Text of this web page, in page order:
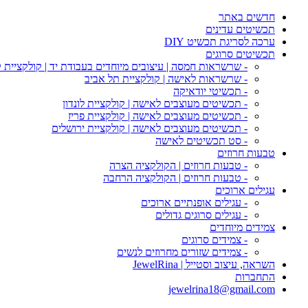
חדשים באתר
תכשיטים עדינים
ערכה לסריגת תכשיט DIY
תכשיטים סרוגים
- שרשראות חמסה | עיצובים מיוחדים בעבודת יד | קולקציית
- שרשראות לאישה | קולקציית תל אביב
- תכשיטי יודאיקה
- תכשיטים מעוצבים לאישה | קולקציית לונדון
- תכשיטים מעוצבים לאישה | קולקציית פריז
- תכשיטים מעוצבים לאישה | קולקציית ירושלים
- סט תכשיטים לאישה
טבעות חרוזים
- טבעות חרוזים | הקולקציה הצרה
- טבעות חרוזים | הקולקציה הרחבה
עגילים ארוכים
- עגילים אופנתיים ארוכים
- עגילים סרוגים גדולים
צמידים מיוחדים
- צמידים סרוגים
- צמידים שזורים מחרוזים לנשים
השראה, עיצוב וסטייל | JewelRina
התחברות
jewelrina18@gmail.com